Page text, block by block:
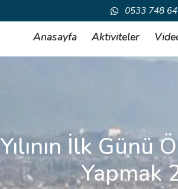
0533 748
Anasayfa Aktiviteler
Yılının İlk Günü
Yapmak